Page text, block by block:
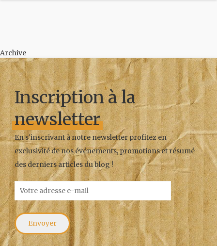
Archive
Inscription à la
newsletter
En s'inscrivant à notre newsletter profitez en
exclusivité de nos événements, promotions et résumé
des derniers articles du blog !